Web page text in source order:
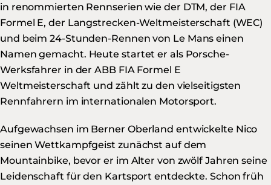
in renommierten Rennserien wie der DTM, der FIA
Formel E, der Langstrecken-Weltmeisterschaft (WEC)
und beim 24-Stunden-Rennen von Le Mans einen
Namen gemacht. Heute startet er als Porsche-
Werksfahrer in der ABB FIA Formel E
Weltmeisterschaft und zählt zu den vielseitigsten
Rennfahrern im internationalen Motorsport.
Aufgewachsen im Berner Oberland entwickelte Nico
seinen Wettkampfgeist zunächst auf dem
Mountainbike, bevor er im Alter von zwölf Jahren seine
Leidenschaft für den Kartsport entdeckte. Schon früh